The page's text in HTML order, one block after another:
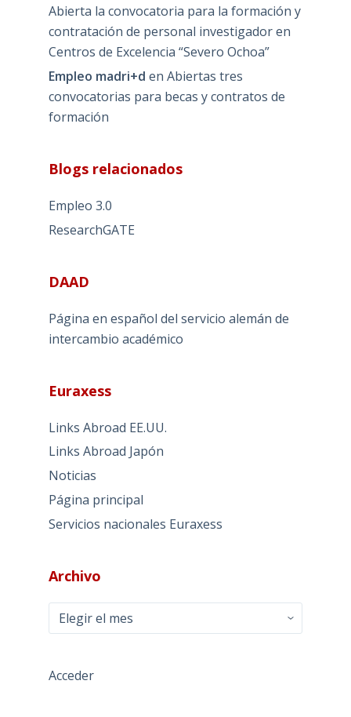
Abierta la convocatoria para la formación y
contratación de personal investigador en
Centros de Excelencia “Severo Ochoa”
Empleo madri+d en Abiertas tres
convocatorias para becas y contratos de
formación
Blogs relacionados
Empleo 3.0
ResearchGATE
DAAD
Página en español del servicio alemán de
intercambio académico
Euraxess
Links Abroad EE.UU.
Links Abroad Japón
Noticias
Página principal
Servicios nacionales Euraxess
Archivo
Archivo
Acceder